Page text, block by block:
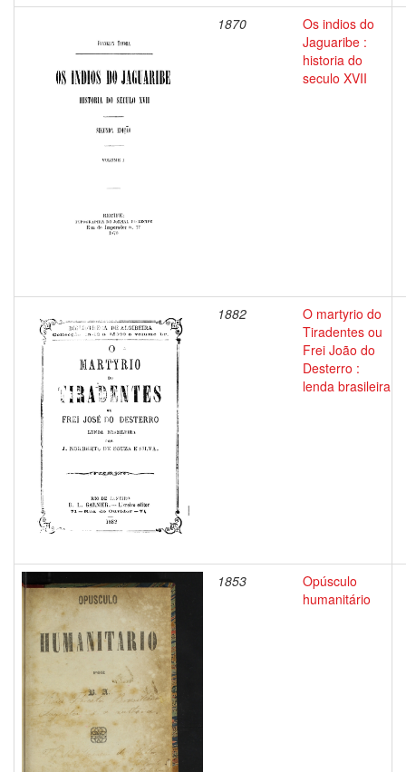
1870
Os indios do
Jaguaribe :
historia do
seculo XVII
1882
O martyrio do
Tiradentes ou
Frei João do
Desterro :
lenda brasileira
1853
Opúsculo
humanitário